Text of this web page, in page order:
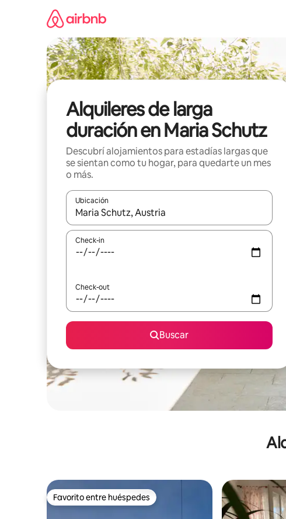
Alquileres de larga
duración en Maria Schutz
Descubrí alojamientos para estadías largas que
se sientan como tu hogar, para quedarte un mes
o más.
Ubicación
Cuando los resultados estén disponibles, navegá con
Check-in
Check-out
Buscar
Favorito entre huéspedes
Favorito entre huéspedes